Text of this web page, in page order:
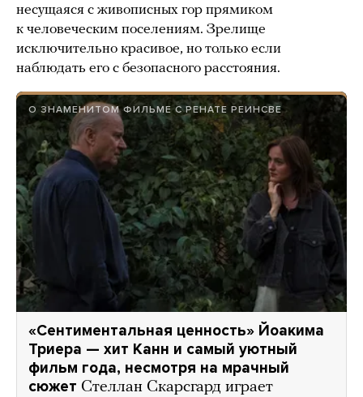
несущаяся с живописных гор прямиком
к человеческим поселениям. Зрелище
исключительно красивое, но только если
наблюдать его с безопасного расстояния.
О ЗНАМЕНИТОМ ФИЛЬМЕ С РЕНАТЕ РЕИНСВЕ
«Сентиментальная ценность» Йоакима
Триера — хит Канн и самый уютный
фильм года, несмотря на мрачный
сюжет Стеллан Скарсгард играет